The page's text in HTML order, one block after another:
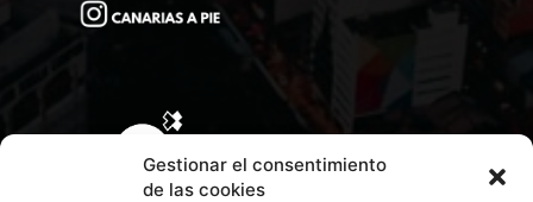
Gestionar el consentimiento
de las cookies